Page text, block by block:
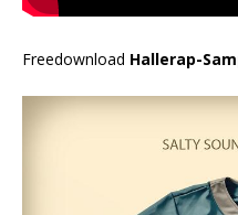
Freedownload Hallerap-